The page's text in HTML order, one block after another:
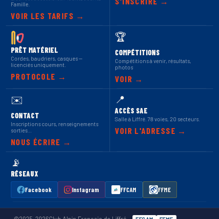
Famille.
VOIR LES TARIFS →
PRÊT MATÉRIEL
Cordes, baudriers, casques —
licenciés uniquement.
PROTOCOLE →
🏆
COMPÉTITIONS
Compétitions à venir, résultats,
photos
VOIR →
✉️
CONTACT
Inscriptions cours, renseignements
sorties…
NOUS ÉCRIRE →
📍
ACCÈS SAE
Salle à Liffré. 78 voies, 20 secteurs.
VOIR L'ADRESSE →
📡
RÉSEAUX
Facebook Instagram FFCAM FFME